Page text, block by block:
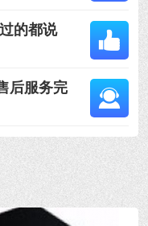
的都说
后服务完